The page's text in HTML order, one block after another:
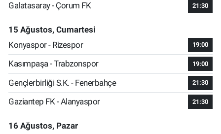
Galatasaray - Çorum FK
21:30
15 Ağustos, Cumartesi
Konyaspor - Rizespor
19:00
Kasımpaşa - Trabzonspor 19:00
Gençlerbirliği S.K. - Fenerbahçe 21:30
Gaziantep FK - Alanyaspor 21:30
16 Ağustos, Pazar